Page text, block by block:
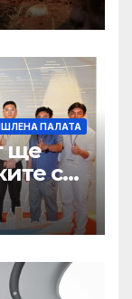
ПАЛАТА
ще
си